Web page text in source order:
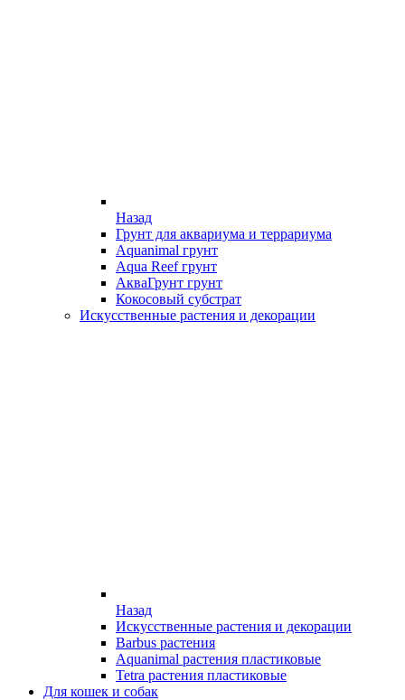
Назад
Грунт для аквариума и террариума
Aquanimal грунт
Aqua Reef грунт
АкваГрунт грунт
Кокосовый субстрат
Искусственные растения и декорации
Назад
Искусственные растения и декорации
Barbus растения
Aquanimal растения пластиковые
Tetra растения пластиковые
Для кошек и собак